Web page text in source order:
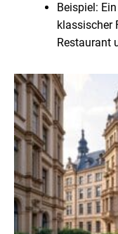
Beispiel:
klassischer
Restaurant